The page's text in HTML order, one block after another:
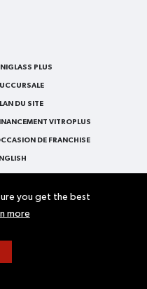
you get the best
more
PLUS
DU SITE
VITROPLUS
DE FRANCHISE
DE PARE-BRISE
DE PARE-BRISE